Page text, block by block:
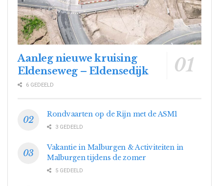
Aanleg nieuwe kruising
Eldenseweg – Eldensedijk
6 GEDEELD
Rondvaarten op de Rijn met de ASM1
3 GEDEELD
Vakantie in Malburgen & Activiteiten in
Malburgen tijdens de zomer
5 GEDEELD